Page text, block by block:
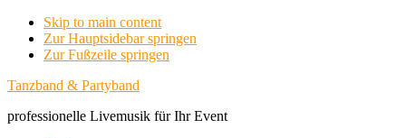
Skip to main content
Zur Hauptsidebar springen
Zur Fußzeile springen
Tanzband & Partyband
professionelle Livemusik für Ihr Event